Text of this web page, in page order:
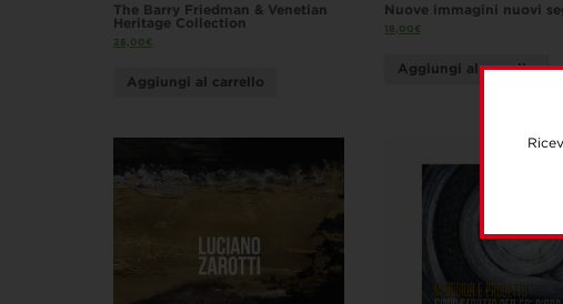
The Barry Friedman & Venetian
Heritage Collection
28,00€
Aggiungi al carrello
Nuove immagini nuovi
18,00€
Aggiungi al carrello